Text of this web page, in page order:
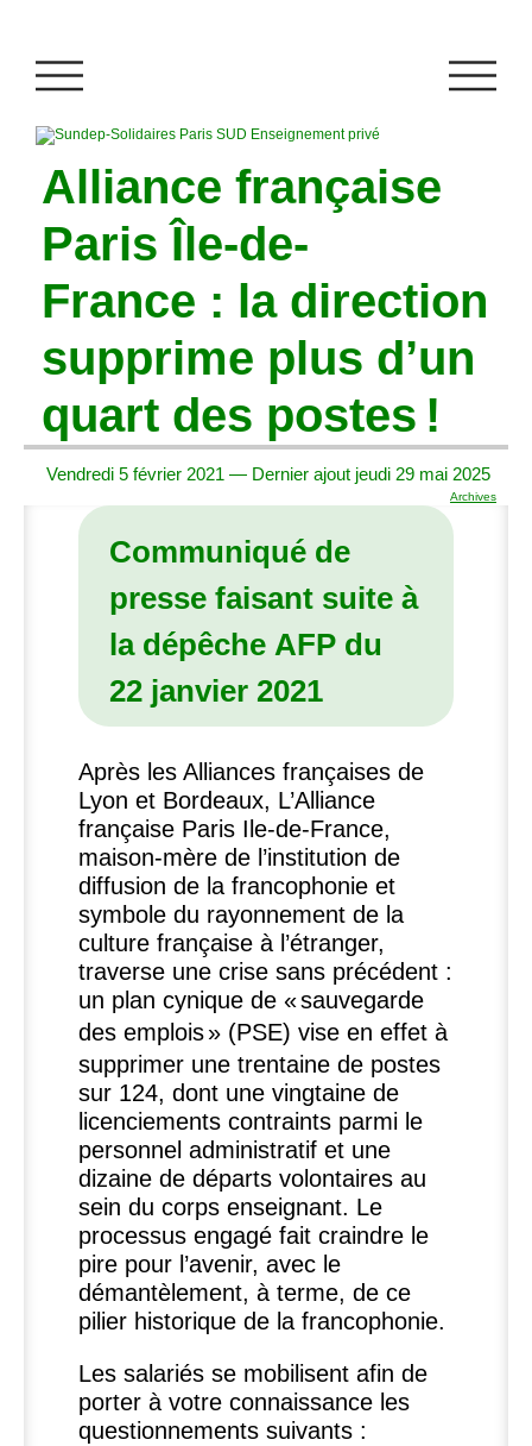
Alliance française
Paris Île-de-
France : la direction
supprime plus d’un
quart des postes !
Vendredi 5 février 2021 — Dernier ajout jeudi 29 mai 2025
Archives
Communiqué de
presse faisant suite à
la dépêche AFPdu
22 janvier 2021
Après les Alliances françaises de
Lyon et Bordeaux, L’Alliance
française Paris Ile-de-France,
maison-mère de l’institution de
diffusion de la francophonie et
symbole du rayonnement de la
culture française à l’étranger,
traverse une crise sans précédent :
un plan cynique de «sauvegarde
des emplois» (PSE) vise en effet à
supprimer une trentaine de postes
sur 124, dont une vingtaine de
licenciements contraints parmi le
personnel administratif et une
dizaine de départs volontaires au
sein du corps enseignant. Le
processus engagé fait craindre le
pire pour l’avenir, avec le
démantèlement, à terme, de ce
pilier historique de la francophonie.
Les salariés se mobilisent afin de
porter à votre connaissance les
questionnements suivants :